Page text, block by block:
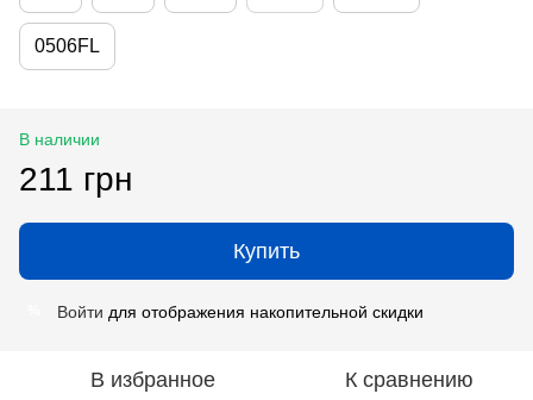
0506FL
В наличии
211 грн
Купить
Войти для отображения накопительной скидки
В избранное К сравнению